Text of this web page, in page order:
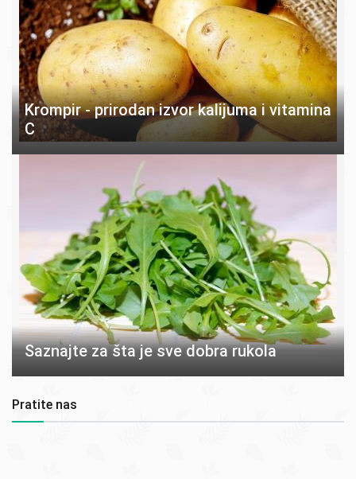
Krompir - prirodan izvor kalijuma i vitamina
C
Saznajte za šta je sve dobra rukola
Pratite nas